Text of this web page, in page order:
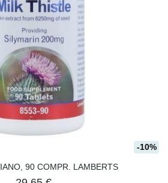
-10%
90 COMPR. LAMBERTS